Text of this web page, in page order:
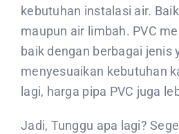
kebutuhan instalasi air.
maupun air limbah. PVC
baik dengan berbagai jenis
menyesuaikan kebutuhan
lagi, harga pipa PVC juga
Jadi, Tunggu apa lagi?